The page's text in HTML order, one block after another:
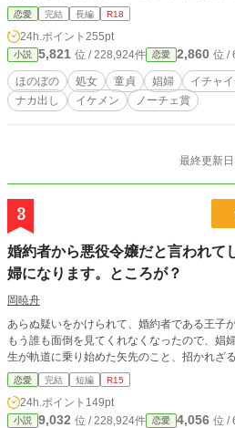
功した。そんなオチなしストーリーです。美醜
恋愛 完結 長編 R18
24h.ポイント 255pt
小説 5,821 位 / 228,924件 恋愛 2,860 位 /
ほのぼの 処女 童貞 娼婦 イチャ
ナカ出し
イケメン ノーチェ賞
最終更新
3
婚約者から悪役令嬢だと言われて
婦になります。ところが？
岡暁舟
あらぬ疑いをかけられて、婚約者である王子
もう誰も面倒を見てくれなくなったので、娼
生が軌道に乗り始めた矢先のこと、招かれざ
恋愛 完結 短編 R15
24h.ポイント 149pt
小説 9,032 位 / 228,924件 恋愛 4,056 位 /